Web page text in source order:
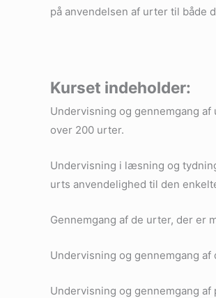
på anvendelsen af urter til både
Kurset indeholder:
Undervisning og gennemgang
over 200 urter.
Undervisning i læsning og
urts anvendelighed til den
Gennemgang af de urter, der er
Undervisning og gennemgang
Undervisning og gennemgang